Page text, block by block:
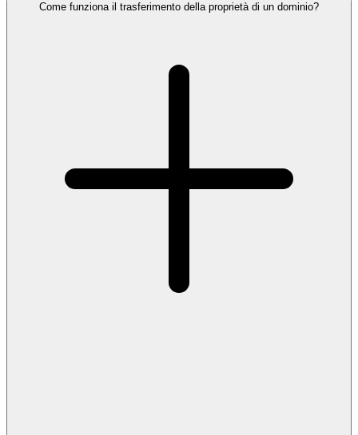
Come funziona il trasferimento della proprietà di un dominio?